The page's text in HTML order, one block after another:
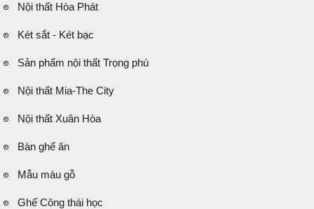
Nội thất Hòa Phát
Két sắt - Két bạc
Sản phẩm nội thất Trọng phú
Nội thất Mia-The City
Nội thất Xuân Hòa
Bàn ghế ăn
Mẫu màu gỗ
Ghế Công thái học